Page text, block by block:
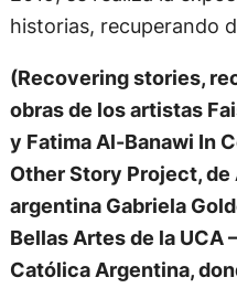
historias, recuperando
(Recovering stories,
obras de los artistas
y Fatima Al-Banawi In
Other Story Project, de
argentina Gabriela
Bellas Artes de la UCA
Católica Argentina,